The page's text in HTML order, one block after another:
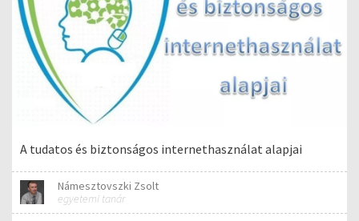
A tudatos és biztonságos internethasználat alapjai
Námesztovszki Zsolt
egyetemi tanár